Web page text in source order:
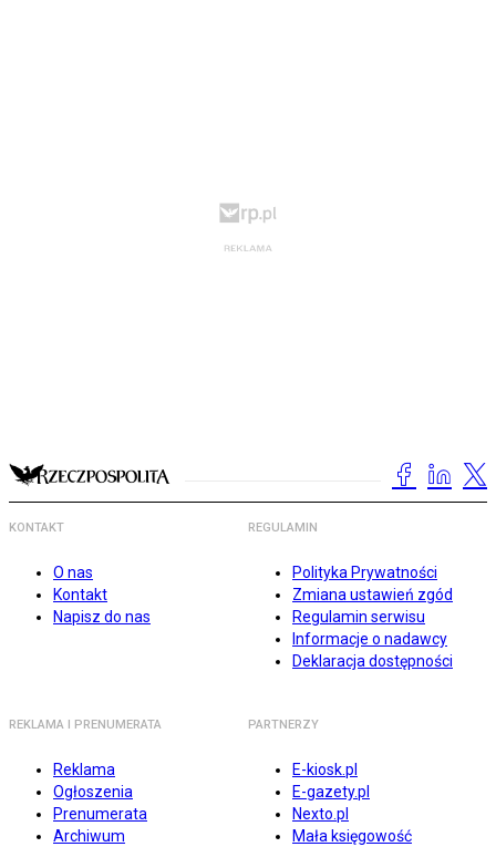
KONTAKT
O nas
Kontakt
Napisz do nas
REGULAMIN
Polityka Prywatności
Zmiana ustawień zgód
Regulamin serwisu
Informacje o nadawcy
Deklaracja dostępności
REKLAMA I PRENUMERATA
Reklama
Ogłoszenia
Prenumerata
Archiwum
PARTNERZY
E-kiosk.pl
E-gazety.pl
Nexto.pl
Mała księgowość